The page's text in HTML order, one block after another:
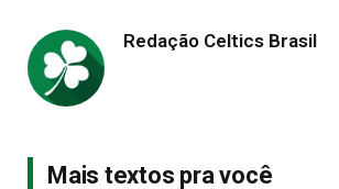
Redação Celtics Brasil
Mais textos pra você